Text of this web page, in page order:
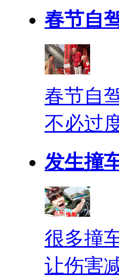
春节自
春节自
不必过
发生撞
很多撞
让伤害